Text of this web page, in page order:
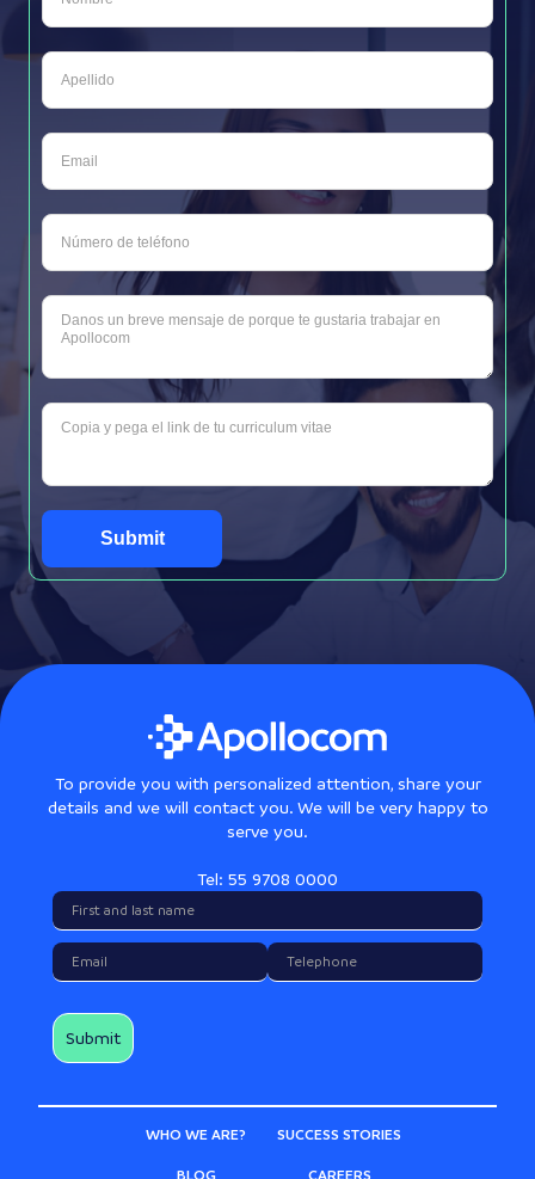
To provide you with personalized attention, share your
details and we will contact you. We will be very happy to
serve you.
Tel: 55 9708 0000
WHO WE ARE? SUCCESS STORIES